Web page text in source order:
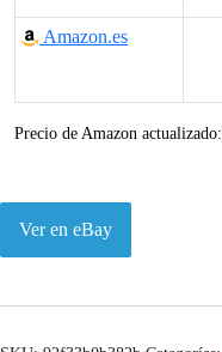
Amazon.es
Precio de Amazon actualizado:
Ver en eBay